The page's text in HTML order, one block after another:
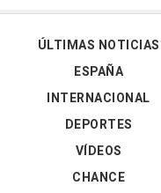
ÚLTIMAS NOTICIAS
ESPAÑA
INTERNACIONAL
DEPORTES
VÍDEOS
CHANCE